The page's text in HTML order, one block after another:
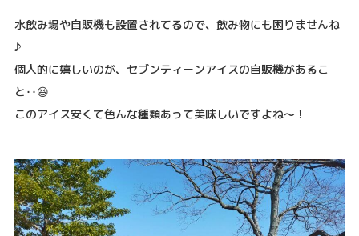
水飲み場や自販機も設置されてるので、飲み物にも困りませんね
♪
個人的に嬉しいのが、セブンティーンアイスの自販機があるこ
と‥😆
このアイス安くて色んな種類あって美味しいですよね〜！